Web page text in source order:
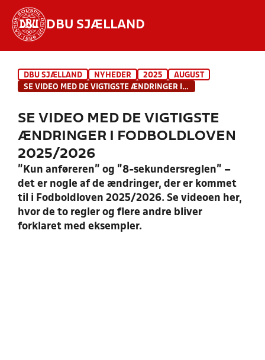
DBU SJÆLLAND
INDHOLD OG NYHEDER
HOLD
DBU SJÆLLAND NYHEDER 2025
AUGUST
SE VIDEO MED DE VIGTIGSTE ÆNDRINGER I FODBOLDLOVEN 2025/2026
SE VIDEO MED DE VIGTIGSTE
ÆNDRINGER I FODBOLDLOVEN
2025/2026
"Kun anføreren" og "8-sekundersreglen" –
det er nogle af de ændringer, der er kommet
til i Fodboldloven 2025/2026. Se videoen her,
hvor de to regler og flere andre bliver
forklaret med eksempler.